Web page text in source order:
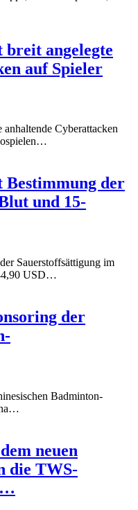
angelegte
auf Spieler
Cyberattacken
…
Bestimmung der
und 15-
Sauerstoffsättigung im
USD…
der
Badminton-
…
neuen
die TWS-